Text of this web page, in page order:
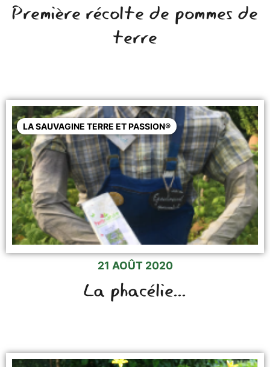
Première récolte de pommes de
terre
LA SAUVAGINE TERRE ET PASSION®
21 AOÛT 2020
La phacélie...